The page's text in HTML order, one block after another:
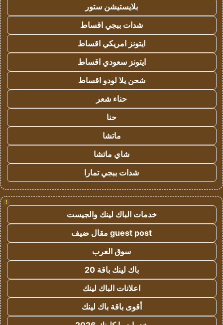
بلايستيشن ستور
شدات ببجي اقساط
ايتونز امريكي اقساط
ايتونز سعودي اقساط
شحن يلا لودو اقساط
حناء شعر
حنا
ماتشا
شاي ماتشا
شدات ببجي تمارا
!
خدمات الباك لينك والجيست
guest post مقال ضيف
سوق العرب
باك لينك باقة 20
اعلانات الباك لينك
أقوى باقة باك لينك